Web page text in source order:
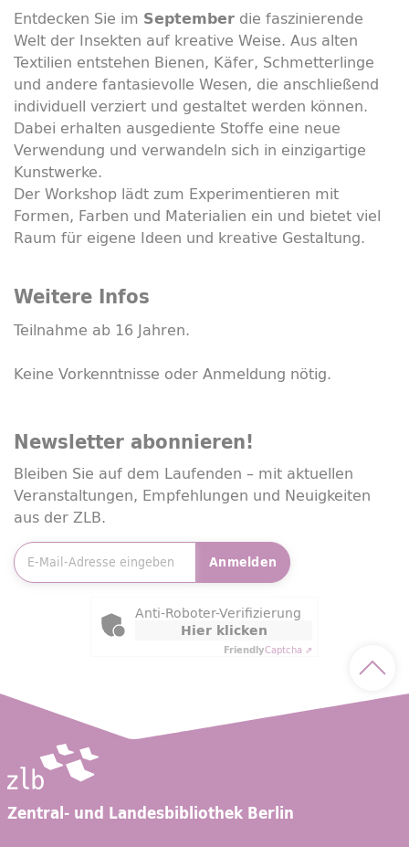
Entdecken Sie im September die faszinierende
Welt der Insekten auf kreative Weise. Aus alten
Textilien entstehen Bienen, Käfer, Schmetterlinge
und andere fantasievolle Wesen, die anschließend
individuell verziert und gestaltet werden können.
Dabei erhalten ausgediente Stoffe eine neue
Verwendung und verwandeln sich in einzigartige
Kunstwerke.
DerWorkshop lädt zum Experimentieren mit
Formen, Farben und Materialien ein und bietet viel
Raum für eigene Ideen und kreative Gestaltung.
Weitere Infos
Teilnahme ab 16 Jahren.
Keine Vorkenntnisse oder Anmeldung nötig.
Newsletter abonnieren!
Bleiben Sie auf dem Laufenden – mit aktuellen
Veranstaltungen, Empfehlungen und Neuigkeiten
aus der ZLB.
Anmelden
Friendly Captcha
Anti-Roboter-Verifizierung
Hier klicken
FriendlyCaptcha ⇗
Zentral- und Landesbibliothek Berlin